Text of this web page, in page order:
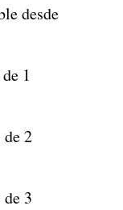
desde
1
de 2
de 3